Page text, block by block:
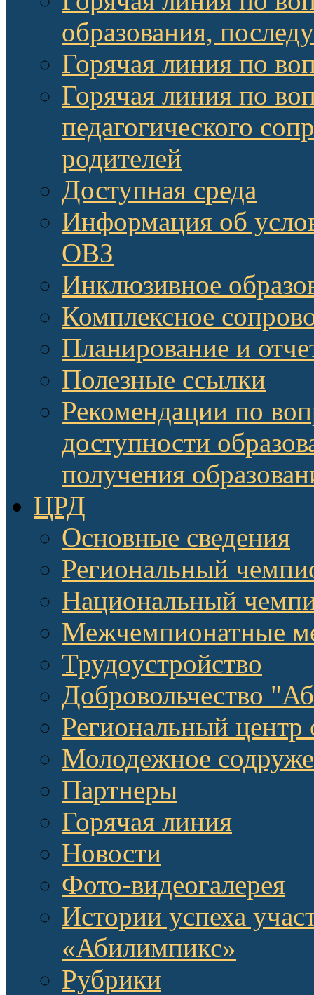
образования,
Горячая линия по
Горячая линия по
педагогического
родителей
Доступная среда
Информация об
ОВЗ
Инклюзивное
Комплексное
Планирование и
Полезные ссылки
Рекомендации по
доступности
получения
ЦРД
Основные сведения
Региональный
Национальный
Межчемпионатные
Трудоустройство
Добровольчество
Региональный центр
Молодежное
Партнеры
Горячая линия
Новости
Фото-видеогалерея
Истории успеха
«Абилимпикс»
Рубрики